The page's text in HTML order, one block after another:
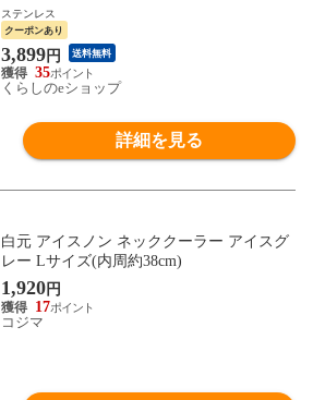
冷却グッズ 発熱 ドリンクホルダー 缶ホル
ダー 保冷ホルダー 500ml用 アイシング ス
ポーツ 携帯 持ち運び おしゃれ ピーコック
魔法瓶工業 Peacock 【送料無料】
ステンレス
クーポンあり
3,899円 送料無料
35
くらしのeショップ
詳細を見る
白元 アイスノン ネッククーラー アイスグ
レー Lサイズ(内周約38cm)
1,920円
17
コジマ